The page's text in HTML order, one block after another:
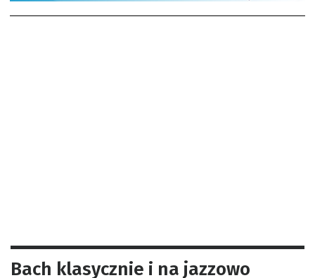
Bach klasycznie i na jazzowo